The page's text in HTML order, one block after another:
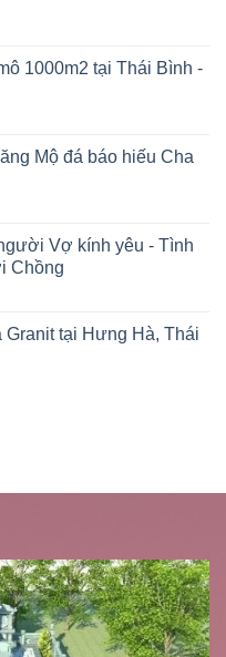
1000m2 tại Thái Bình -
Mộ đá báo hiếu Cha
Vợ kính yêu - Tình
Chồng
tại Hưng Hà, Thái